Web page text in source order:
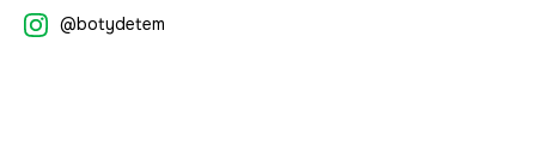
@botydetem